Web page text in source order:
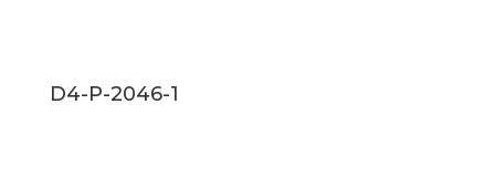
D4-P-2046-1